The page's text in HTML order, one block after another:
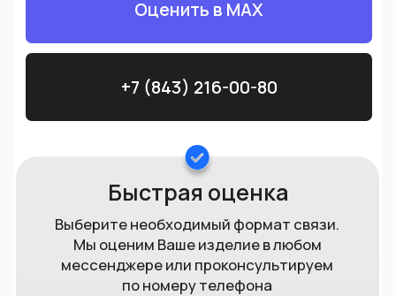
Посетите наш Офисили пришлите
мессенджеров и получите